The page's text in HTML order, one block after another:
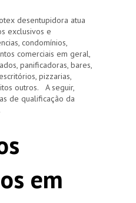
desentupidora atua
exclusivos e
condomínios,
comerciais em geral,
panificadoras, bares,
pizzarias,
outros. A seguir,
de qualificação da
em